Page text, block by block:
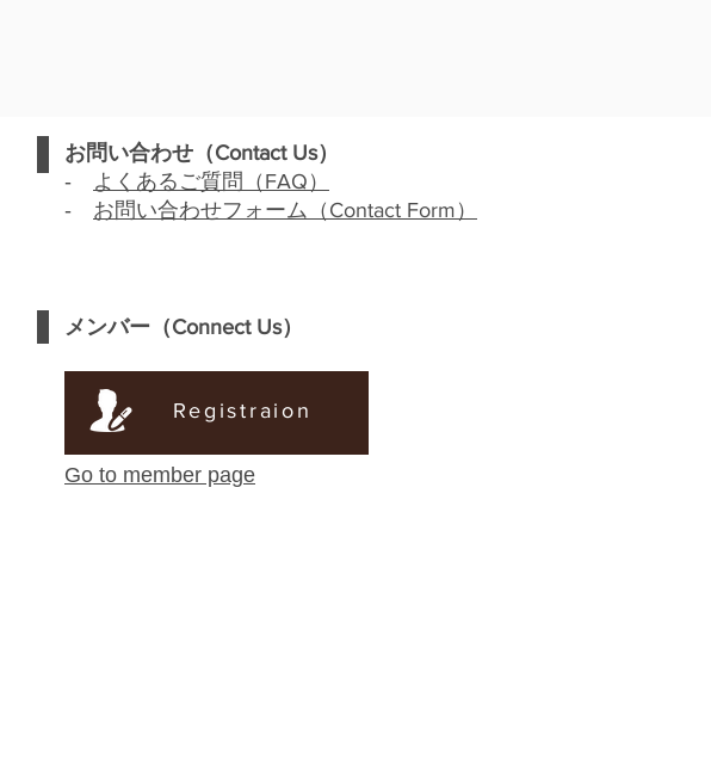
お問い合わせ（Contact Us）
‐ よくあるご質問（ FAQ ）
‐ お問い合わせフォーム（ Contact Form ）
メンバー（Connect Us）
Registraion
Go to member page